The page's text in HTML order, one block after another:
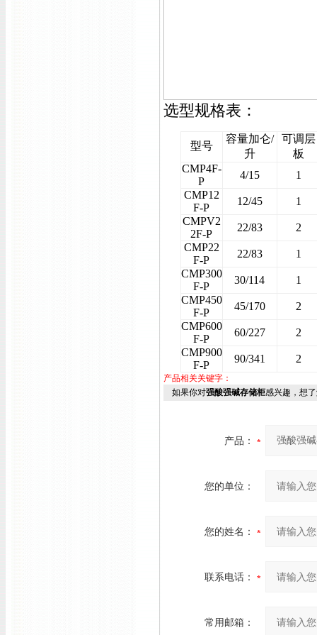
选型规格表：
型号
容量加仑/
升
可调层
板
CMP4F-
P
4/15
1
CMP12
F-P
12/45
1
CMPV2
2F-P
22/83
2
CMP22
F-P
22/83
1
CMP300
F-P
30/114
1
CMP450
F-P
45/170
2
CMP600
F-P
60/227
2
CMP900
F-P
90/341 2
产品相关关键字：
如果你对强酸强碱存储柜感兴趣，想
产品：
您的单位：
您的姓名：
联系电话：
常用邮箱：